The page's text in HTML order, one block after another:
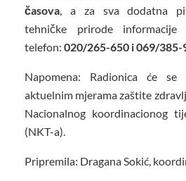
časova, a za sva dodatna
tehničke prirode
telefon: 020/265-650 i 069/385-
Napomena: Radionica će
aktuelnim mjerama zaštite
Nacionalnog koordinacionog
(NKT-a).
Pripremila: Dragana Sokić,